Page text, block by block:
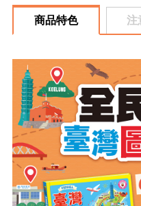
商品特色 注